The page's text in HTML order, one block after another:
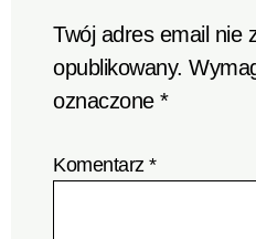
Twój adres email nie
opublikowany.
oznaczone*
Komentarz*